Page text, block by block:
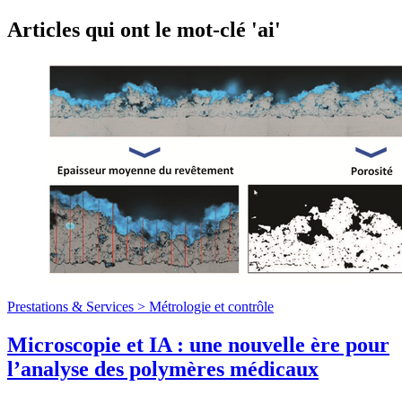
Articles qui ont le mot-clé 'ai'
Prestations & Services > Métrologie et contrôle
Microscopie et IA : une nouvelle ère pour
l’analyse des polymères médicaux